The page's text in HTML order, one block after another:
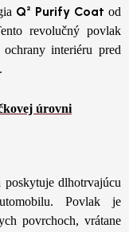
Q² Purify Coat od
revolučný povlak
interiéru pred
úrovni
poskytuje dlhotrvajúcu
Povlak je
povrchoch, vrátane